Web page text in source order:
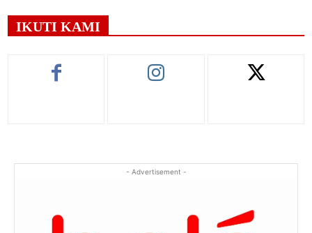
IKUTI KAMI
- Advertisement -